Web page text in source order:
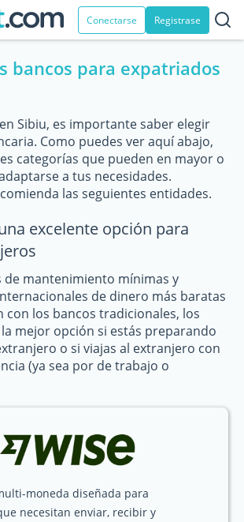
Conectarse Registrase
bancos para expatriados
Sibiu, es importante saber elegir
Como puedes ver aquí abajo,
categorías que pueden en mayor o
a tus necesidades.
las seguientes entidades.
excelente opción para
de mantenimiento mínimas y
de dinero más baratas
con los bancos tradicionales, los
mejor opción si estás preparando
o si viajas al extranjero con
(ya sea por de trabajo o
moneda diseñada para
necesitan enviar, recibir y